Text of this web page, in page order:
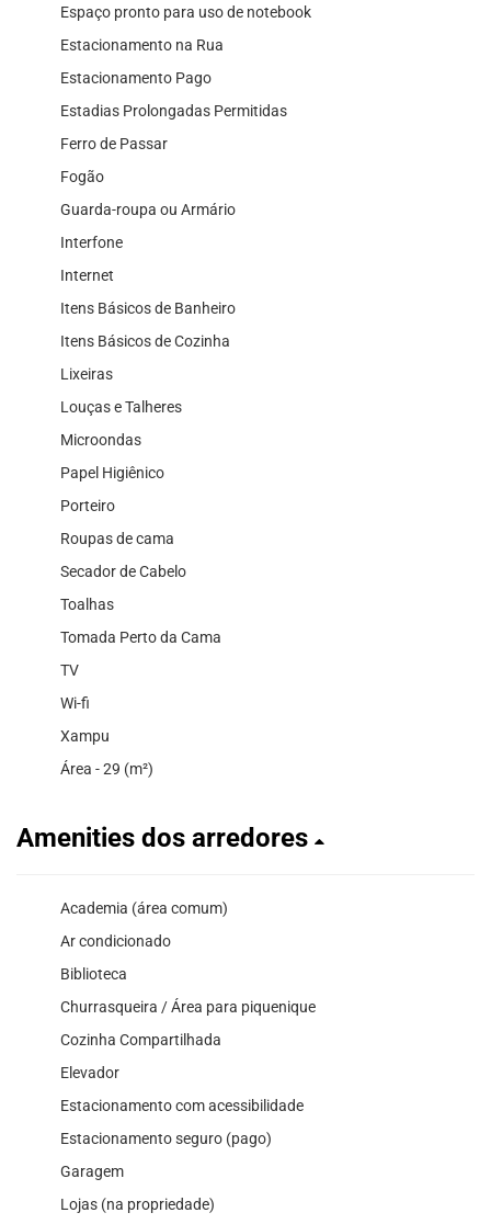
Espaço pronto para uso de notebook
Estacionamento na Rua
Estacionamento Pago
Estadias Prolongadas Permitidas
Ferro de Passar
Fogão
Guarda-roupa ou Armário
Interfone
Internet
Itens Básicos de Banheiro
Itens Básicos de Cozinha
Lixeiras
Louças e Talheres
Microondas
Papel Higiênico
Porteiro
Roupas de cama
Secador de Cabelo
Toalhas
Tomada Perto da Cama
TV
Wi-fi
Xampu
Área - 29 (m²)
Amenities dos arredores
Academia (área comum)
Ar condicionado
Biblioteca
Churrasqueira / Área para piquenique
Cozinha Compartilhada
Elevador
Estacionamento com acessibilidade
Estacionamento seguro (pago)
Garagem
Lojas (na propriedade)